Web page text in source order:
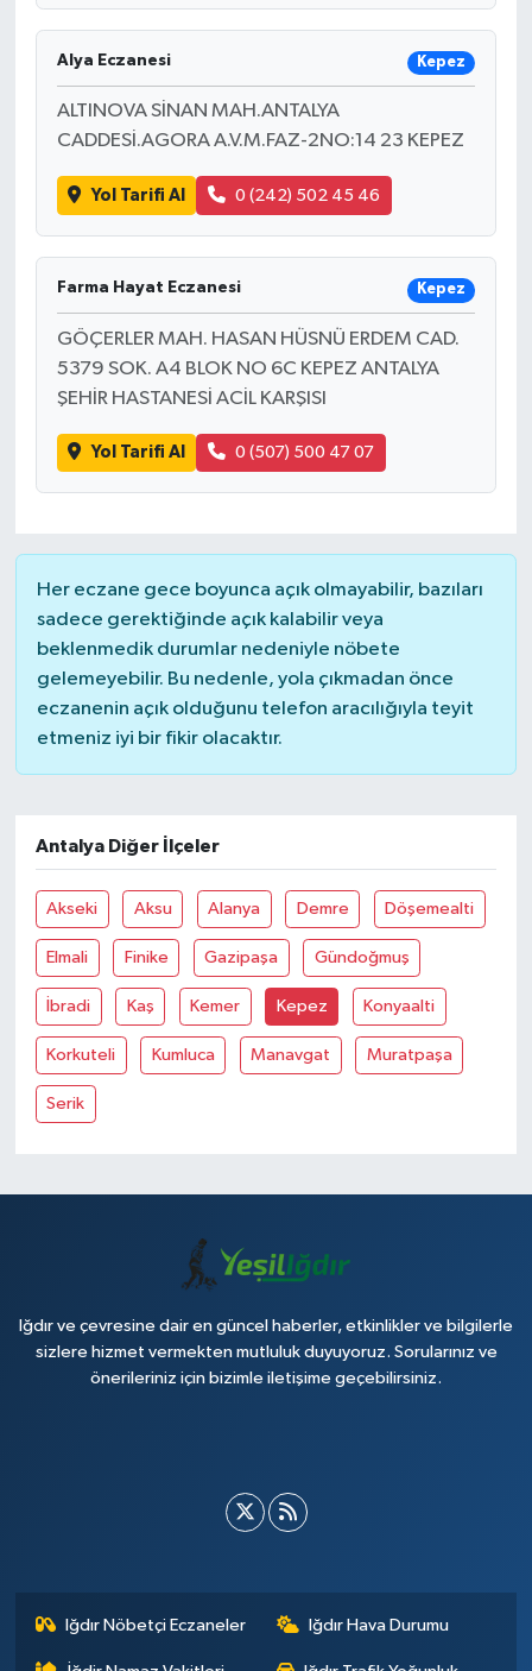
Alya Eczanesi Kepez
ALTINOVA SİNAN MAH.ANTALYA
CADDESİ.AGORA A.V.M.FAZ-2NO:14 23 KEPEZ
Yol Tarifi Al 0 (242) 502 45 46
Farma Hayat Eczanesi Kepez
GÖÇERLER MAH. HASAN HÜSNÜ ERDEM CAD.
5379 SOK. A4 BLOK NO 6C KEPEZ ANTALYA
ŞEHİR HASTANESİ ACİL KARŞISI
Yol Tarifi Al 0 (507) 500 47 07
Her eczane gece boyunca açık olmayabilir, bazıları
sadece gerektiğinde açık kalabilir veya
beklenmedik durumlar nedeniyle nöbete
gelemeyebilir. Bu nedenle, yola çıkmadan önce
eczanenin açık olduğunu telefon aracılığıyla teyit
etmeniz iyi bir fikir olacaktır.
Antalya Diğer İlçeler
Akseki Aksu Alanya Demre Döşemealti
Elmali Finike Gazipaşa Gündoğmuş
İbradi Kaş Kemer Kepez Konyaalti
Korkuteli Kumluca Manavgat Muratpaşa
Serik
Iğdır ve çevresine dair en güncel haberler, etkinlikler ve bilgilerle
sizlere hizmet vermekten mutluluk duyuyoruz. Sorularınız ve
önerileriniz için bizimle iletişime geçebilirsiniz.
Iğdır Nöbetçi Eczaneler Iğdır Hava Durumu